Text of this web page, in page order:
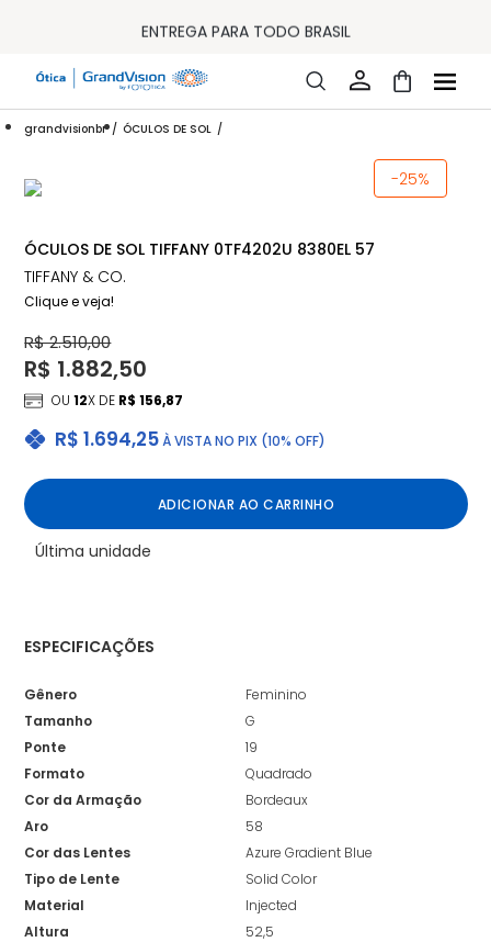
ENTREGA PARA TODO BRASIL
32% OFF NO COMBO - CONS. REG.
FRETE GRÁTIS EM TODO O SITE
15% OFF NA PRIMEIRA COMPRA (CONSULTE REGULAMENTO)
grandvisionbr ÓCULOS DE SOL
-25%
ÓCULOS DE SOL TIFFANY 0TF4202U 8380EL 57
TIFFANY & CO.
Clique e veja!
R$ 1.694,25À VISTA NO PIX (10% OFF)
R$ 2.510,00
R$ 1.882,50
OU12X DE R$ 156,87
ADICIONAR AO CARRINHO
Última unidade
ESPECIFICAÇÕES
Gênero
Feminino
Tamanho
G
Ponte
19
Formato
Quadrado
Cor da Armação
Bordeaux
Aro
58
Cor das Lentes
Azure Gradient Blue
Tipo de Lente
Solid Color
Material
Injected
Altura
52,5